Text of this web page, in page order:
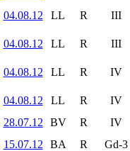
04.08.12
LL R III
04.08.12 LL R III
04.08.12 LL R IV
04.08.12 LL R IV
28.07.12
BV R IV
15.07.12
BA R Gd-3